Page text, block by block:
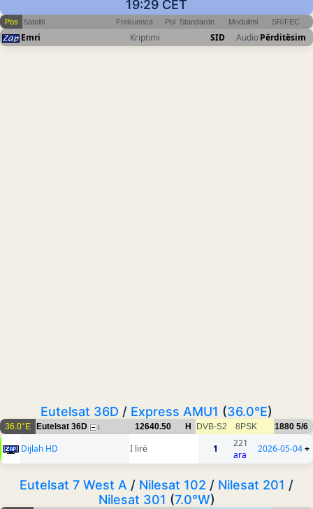
19:29 CET
Pos Sateliti Frekuenca Pol Standarde Modulimi SR/FEC
Emri Kriptimi SID AudioPërditësim
Eutelsat 36D / Express AMU1 (36.0°E)
36.0°E Eutelsat 36D 1 12640.50 H DVB-S2 8PSK 1880 5/6
Dijlah HD I lirë 1
221
ara
2026-05-04+
Eutelsat 7 West A / Nilesat 102 / Nilesat 201 /
Nilesat 301 (7.0°W)